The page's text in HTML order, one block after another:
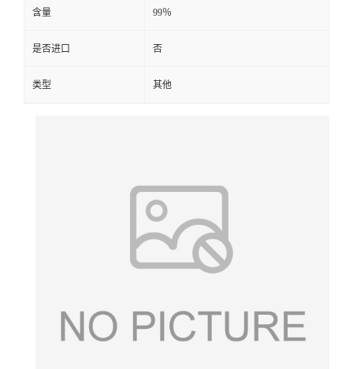
含量 99％
是否进口 否
类型 其他